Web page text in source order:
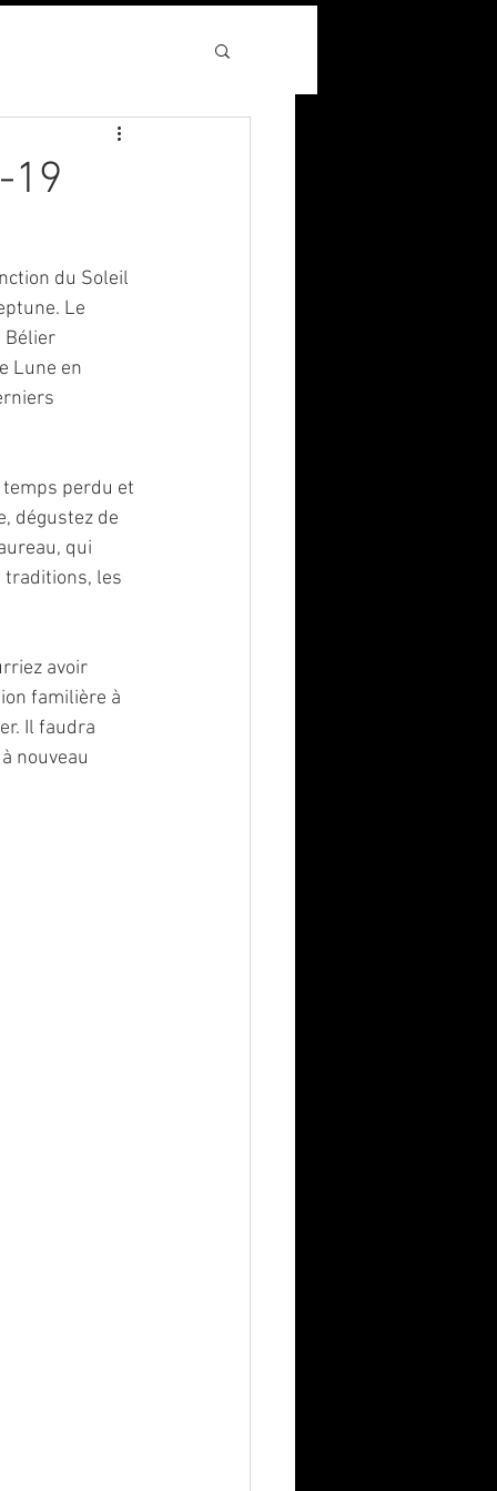
19
du Soleil
Le
Bélier
Lune en
perdu et
dégustez de
qui
traditions, les
avoir
familière à
Il faudra
nouveau